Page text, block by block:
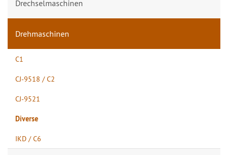
Drechselmaschinen
Drehmaschinen
C1
CJ-9518 / C2
CJ-9521
Diverse
IKD / C6